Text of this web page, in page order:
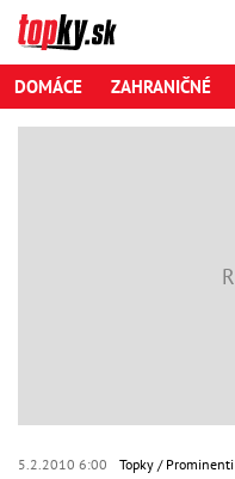
DOMÁCE ZAHRANIČNÉ
5.2.2010 6:00 Topky Prominenti